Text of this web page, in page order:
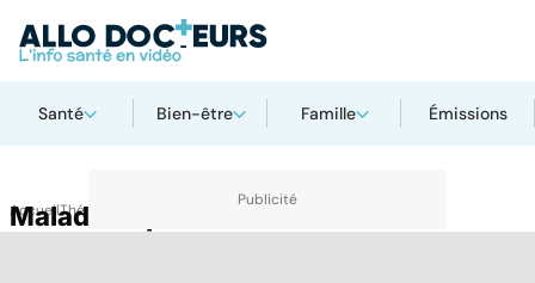
Santé Bien-être Famille Émissions
AccueilThématiques
Maladie orpheline